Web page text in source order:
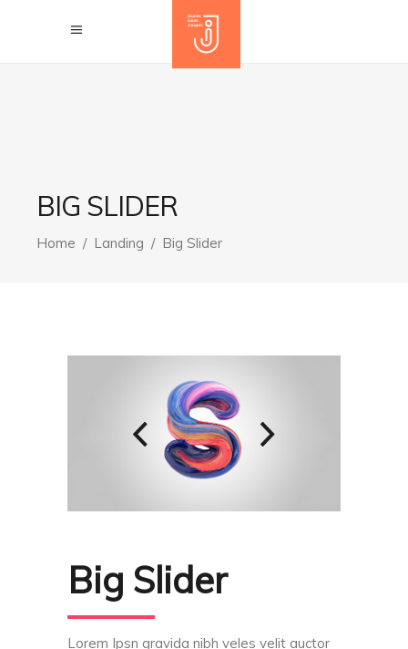
BIG SLIDER
Home / Landing / Big Slider
Big Slider
Lorem Ipsn gravida nibh veles velit auctor